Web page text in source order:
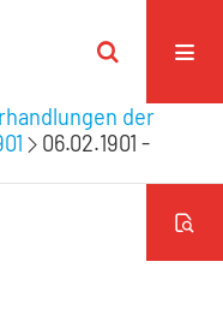
der
06.02.1901 -